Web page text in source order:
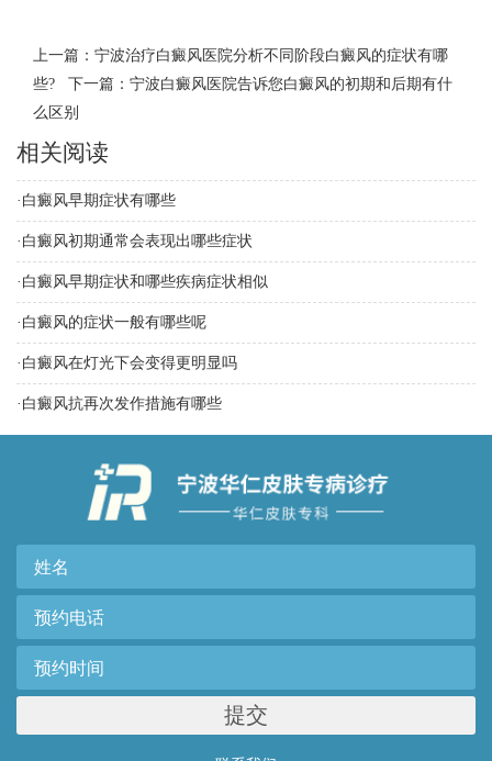
上一篇： 宁波治疗白癜风医院分析不同阶段白癜风的症状有哪
些? 下一篇： 宁波白癜风医院告诉您白癜风的初期和后期有什
么区别
相关阅读
· 白癜风早期症状有哪些
· 白癜风初期通常会表现出哪些症状
· 白癜风早期症状和哪些疾病症状相似
· 白癜风的症状一般有哪些呢
· 白癜风在灯光下会变得更明显吗
· 白癜风抗再次发作措施有哪些
提交